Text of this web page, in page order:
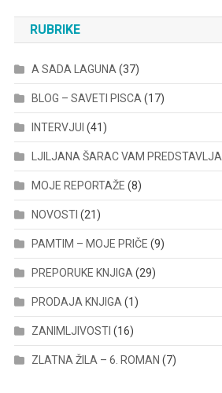
RUBRIKE
A SADA LAGUNA (37)
BLOG – SAVETI PISCA (17)
INTERVJUI (41)
LJILJANA ŠARAC VAM PREDSTAVLJA
MOJE REPORTAŽE (8)
NOVOSTI (21)
PAMTIM – MOJE PRIČE (9)
PREPORUKE KNJIGA (29)
PRODAJA KNJIGA (1)
ZANIMLJIVOSTI (16)
ZLATNA ŽILA – 6. ROMAN (7)